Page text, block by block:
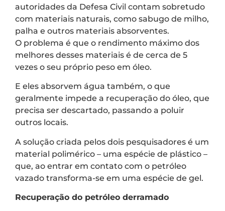
autoridades da Defesa Civil contam sobretudo
com materiais naturais, como sabugo de milho,
palha e outros materiais absorventes.
O problema é que o rendimento máximo dos
melhores desses materiais é de cerca de 5
vezes o seu próprio peso em óleo.
E eles absorvem água também, o que
geralmente impede a recuperação do óleo, que
precisa ser descartado, passando a poluir
outros locais.
A solução criada pelos dois pesquisadores é um
material polimérico – uma espécie de plástico –
que, ao entrar em contato com o petróleo
vazado transforma-se em uma espécie de gel.
Recuperação do petróleo derramado